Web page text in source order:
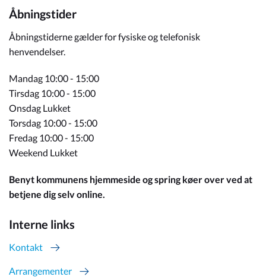
Åbningstider
Åbningstiderne gælder for fysiske og telefonisk
henvendelser.
Mandag 10:00 - 15:00
Tirsdag 10:00 - 15:00
Onsdag Lukket
Torsdag 10:00 - 15:00
Fredag 10:00 - 15:00
Weekend Lukket
Benyt kommunens hjemmeside og spring køer over ved at
betjene dig selv online.
Interne links
Kontakt
Arrangementer